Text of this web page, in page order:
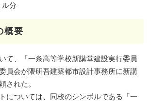
ル分
要
て、「一条高等学校新講堂建設実行委員
員会が隈研吾建築都市設計事務所に新講
された。
については、同校のシンボルである「一